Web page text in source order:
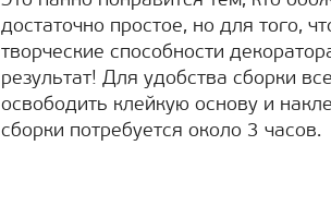
достаточно простое, но для того,
творческие способности
результат! Для удобства сборки
освободить клейкую основу и
сборки потребуется около 3 часов.